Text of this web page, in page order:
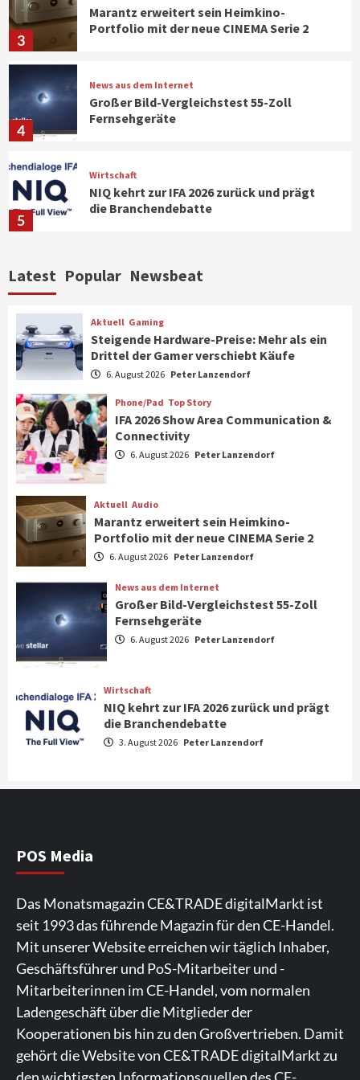
3
Marantz erweitert sein Heimkino-
Portfolio mit der neue CINEMA Serie 2
4
News aus dem Internet
Großer Bild-Vergleichstest 55-Zoll
Fernsehgeräte
5
Wirtschaft
NIQ kehrt zur IFA 2026 zurück und prägt
die Branchendebatte
6
CHERRY baut Vertriebsteam in
7
Smart Living Top Story
Verbraucher setzen immer mehr auf
1
Aktuell Gaming
Steigende Hardware-Preise: Mehr als ein
Drittel der Gamer verschiebt Käufe
2
Phone/Pad Top Story
IFA 2026 Show Area Communication &
Aktuell Audio
Marantz erweitert sein Heimkino-
Portfolio mit der neue CINEMA Serie 2
News aus dem Internet
Großer Bild-Vergleichstest 55-Zoll
Fernsehgeräte
5
6
CHERRY baut Vertriebsteam in
strategisch wichtigen Märkten aus
7
Smart Living Top Story
Verbraucher setzen immer mehr auf
Klimageräte und Ventilatoren
Latest Popular Newsbeat
Aktuell Gaming
Steigende Hardware-Preise: Mehr als ein
Drittel der Gamer verschiebt Käufe
6. August 2026 Peter Lanzendorf
Phone/Pad Top Story
IFA 2026 Show Area Communication &
Connectivity
6. August 2026 Peter Lanzendorf
Aktuell Audio
Marantz erweitert sein Heimkino-
Portfolio mit der neue CINEMA Serie 2
6. August 2026 Peter Lanzendorf
News aus dem Internet
Großer Bild-Vergleichstest 55-Zoll
Fernsehgeräte
6. August 2026 Peter Lanzendorf
Wirtschaft
NIQ kehrt zur IFA 2026 zurück und prägt
die Branchendebatte
3. August 2026 Peter Lanzendorf
POS Media
Das Monatsmagazin CE&TRADE digitalMarkt ist
seit 1993 das führende Magazin für den CE-Handel.
Mit unserer Website erreichen wir täglich Inhaber,
Geschäftsführer und PoS-Mitarbeiter und -
Mitarbeiterinnen im CE-Handel, vom normalen
Ladengeschäft über die Mitglieder der
Kooperationen bis hin zu den Großvertrieben. Damit
gehört die Website von CE&TRADE digitalMarkt zu